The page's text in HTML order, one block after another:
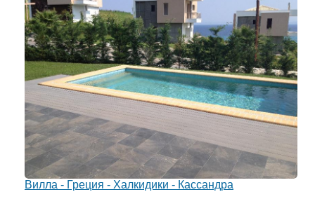
Вилла - Греция - Халкидики - Кассандра